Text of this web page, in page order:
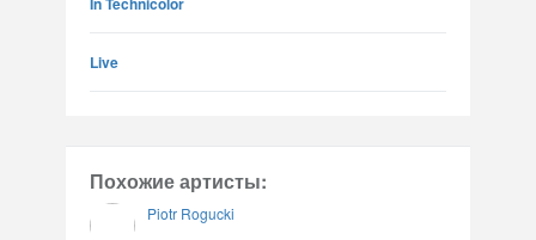
Live
Похожие артисты:
Piotr Rogucki